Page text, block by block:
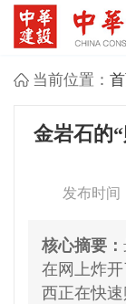
当前位置：
金岩石的
发布时间
核心摘要：
在网上炸
西正在快